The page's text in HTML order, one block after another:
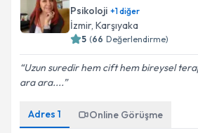
Psikoloji +1diğer
İzmir, Karşıyaka
5 (66 Değerlendirme)
Uzun suredir hem cift hem bireysel
ara ara....
Adres 1 Online Görüşme